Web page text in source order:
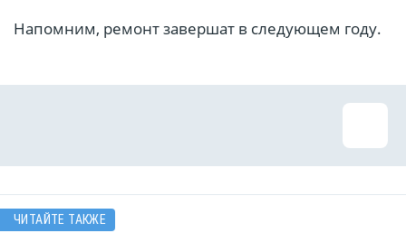
Напомним, ремонт завершат в следующем году.
ЧИТАЙТЕ ТАКЖЕ